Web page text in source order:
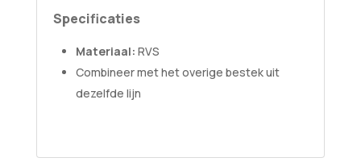
Specificaties
Materiaal: RVS
Combineer met het overige bestek uit
dezelfde lijn